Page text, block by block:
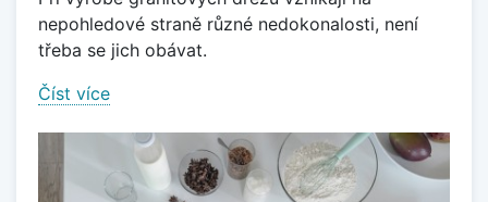
nepohledové straně různé nedokonalosti, není
třeba se jich obávat.
Číst více